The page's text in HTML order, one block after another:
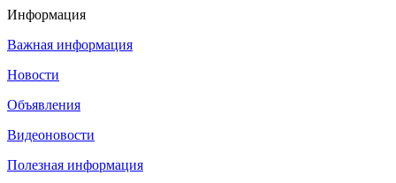
Информация
Важная информация
Новости
Объявления
Видеоновости
Полезная информация